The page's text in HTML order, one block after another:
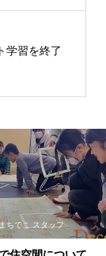
学習を終了
まちでこ スタッフ